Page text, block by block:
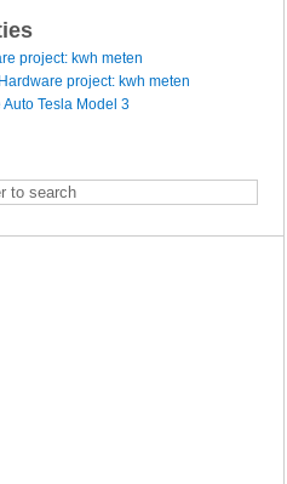
project: kwh meten
Hardware project: kwh meten
Auto Tesla Model 3